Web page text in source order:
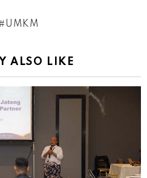
UMKM
ALSO LIKE